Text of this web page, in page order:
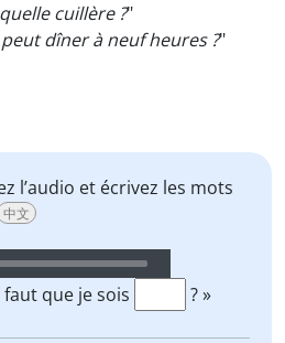
cuillère ?"
dîner à neuf heures ?"
l’audio et écrivez les mots
中文
faut que je sois ? »